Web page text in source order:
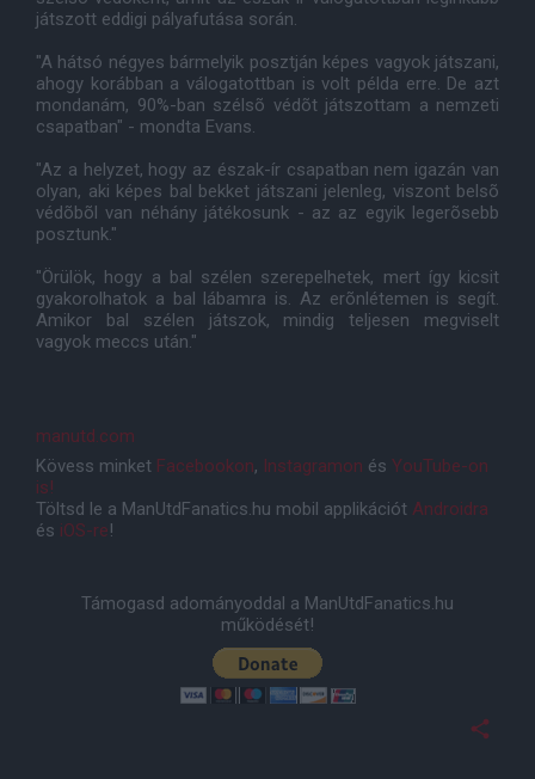
játszott eddigi pályafutása során.
"A hátsó négyes bármelyik posztján képes vagyok játszani,
ahogy korábban a válogatottban is volt példa erre. De azt
mondanám, 90%-ban szélsõ védõt játszottam a nemzeti
csapatban" - mondta Evans.
"Az a helyzet, hogy az észak-ír csapatban nem igazán van
olyan, aki képes bal bekket játszani jelenleg, viszont belsõ
védõbõl van néhány játékosunk - az az egyik legerõsebb
posztunk."
"Örülök, hogy a bal szélen szerepelhetek, mert így kicsit
gyakorolhatok a bal lábamra is. Az erõnlétemen is segít.
Amikor bal szélen játszok, mindig teljesen megviselt
vagyok meccs után."
manutd.com
Kövess minket Facebookon, Instagramon és YouTube-on
is!
Töltsd le a ManUtdFanatics.hu mobil applikációt Androidra
és iOS-re!
Támogasd adományoddal a ManUtdFanatics.hu
működését!